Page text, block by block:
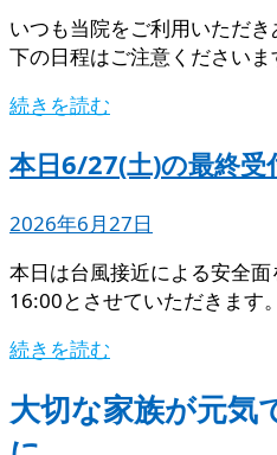
いつも当院をご利用いただ
下の日程はご注意ください
続きを読む
本日6/27(土)の最終受
2026年6月27日
本日は台風接近による安全
16:00とさせていただきます
続きを読む
大切な家族が元気